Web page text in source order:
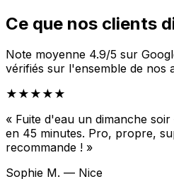
Ce que nos clients
Note moyenne 4.9/5 sur
vérifiés sur l'ensemble de nos
★★★★★
« Fuite d'eau un dimanche
en 45 minutes. Pro, propre,
recommande ! »
Sophie M. — Nice